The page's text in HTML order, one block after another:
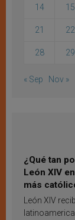
14 15
21 22
28 29
« Sep Nov »
¿Qué tan
León XIV
más
Latina en
resultados
León XIV